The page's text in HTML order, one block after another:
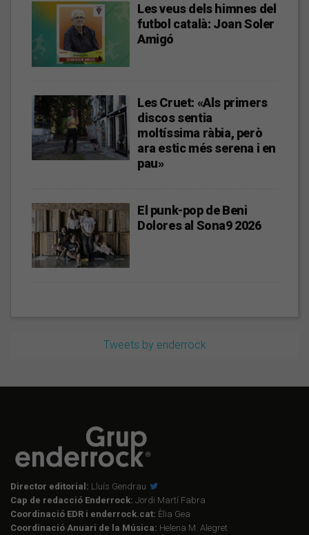
Les veus dels himnes del
futbol català: Joan Soler
Amigó
Les Cruet: «Als primers
discos sentia
moltíssima ràbia, però
ara estic més serena i en
pau»
El punk-pop de Beni
Dolores al Sona9 2026
Tweets by enderrock
Director editorial: Lluís Gendrau
Cap de redacció Enderrock: Jordi Martí Fabra
Coordinació EDR i enderrock.cat: Èlia Gea
Coordinació Anuari de la Música: Helena M. Alegret